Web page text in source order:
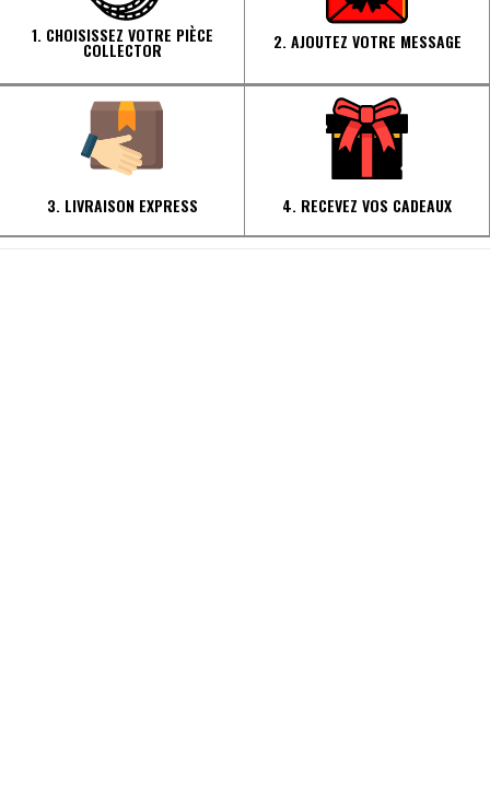
1. CHOISISSEZ VOTRE PIÈCE
COLLECTOR 2. AJOUTEZ VOTRE MESSAGE
3. LIVRAISON EXPRESS 4. RECEVEZ VOS CADEAUX